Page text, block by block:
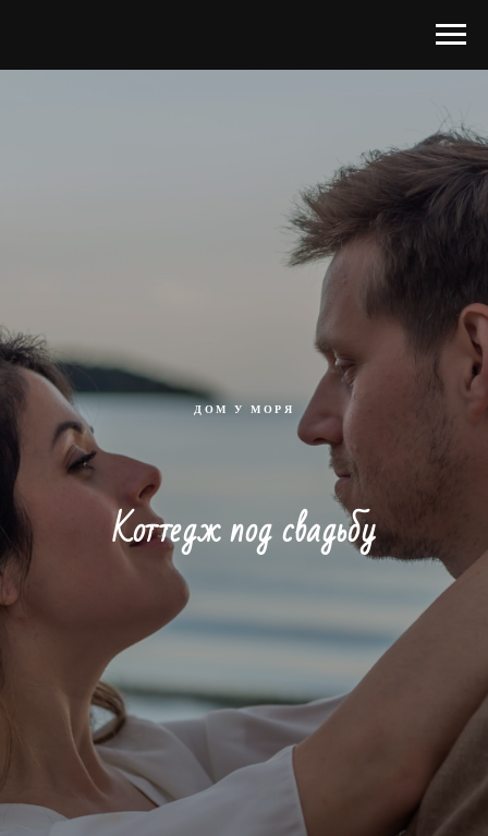
ДОМ У МОРЯ
Коттедж под свадьбу